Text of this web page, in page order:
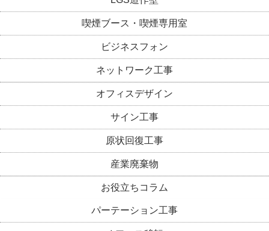
喫煙ブース・喫煙専用室
ビジネスフォン
ネットワーク工事
オフィスデザイン
サイン工事
原状回復工事
産業廃棄物
お役立ちコラム
パーテーション工事